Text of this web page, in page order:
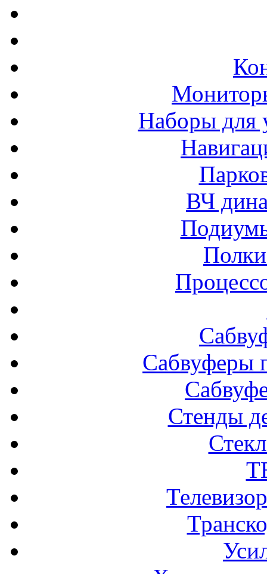
Наборы для
ВЧ
Сабвуферы
Стенды